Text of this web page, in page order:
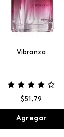
Vibranza
$51 , 79
Agregar